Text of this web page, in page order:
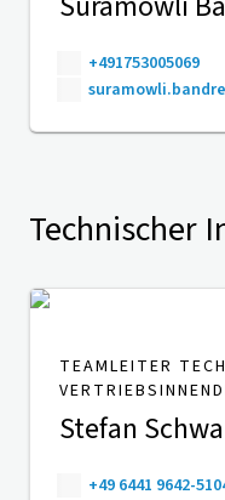
+491753005069
Technischer
TEAMLEITER
Stefan
+49 6441 9642-